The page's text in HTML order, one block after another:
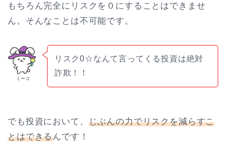
もちろん完全にリスクを０にすることはできませ
ん。そんなことは不可能です。
ミーコ
リスク0☆なんて言ってくる投資は絶対
詐欺！！
でも投資において、 じぶんの力でリスクを減らすこ
とはできるんです！